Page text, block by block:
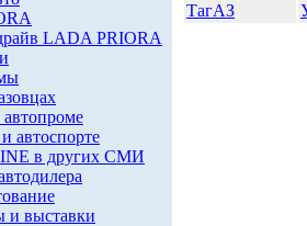
LADA PRIORA
автоспорте
в других СМИ
и выставки
ТагАЗ